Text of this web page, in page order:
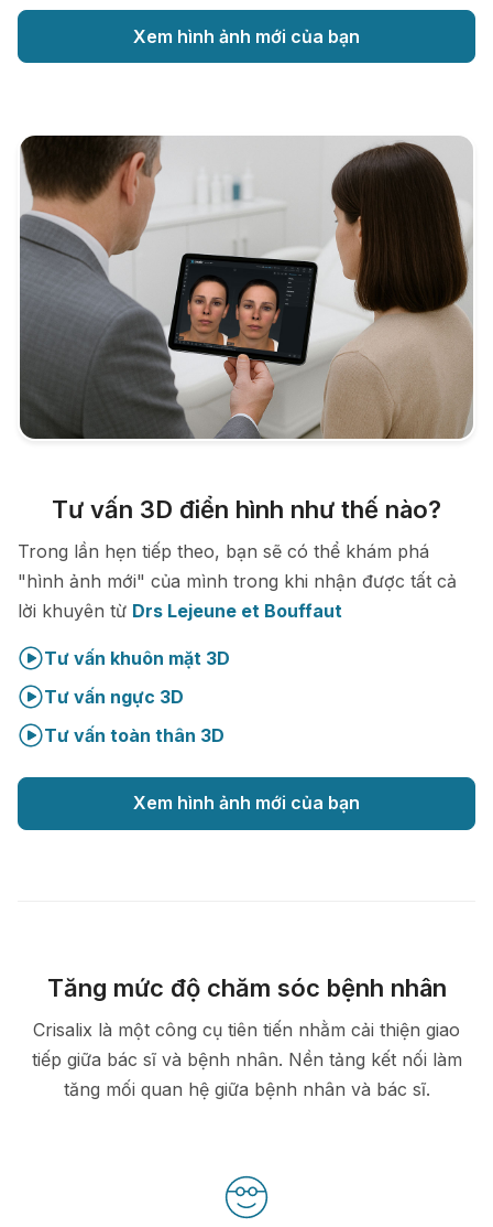
Xem hình ảnh mới của bạn
Tư vấn 3D điển hình như thế nào?
Trong lần hẹn tiếp theo, bạn sẽ có thể khám phá
"hình ảnh mới" của mình trong khi nhận được tất cả
lời khuyên từ Drs Lejeune et Bouffaut
Tư vấn khuôn mặt 3D
Tư vấn ngực 3D
Tư vấn toàn thân 3D
Xem hình ảnh mới của bạn
Tăng mức độ chăm sóc bệnh nhân
Crisalix là một công cụ tiên tiến nhằm cải thiện giao
tiếp giữa bác sĩ và bệnh nhân. Nền tảng kết nối làm
tăng mối quan hệ giữa bệnh nhân và bác sĩ.